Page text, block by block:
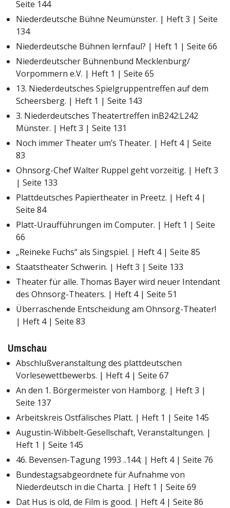
Seite 144
Niederdeutsche Bühne Neumünster. | Heft 3 | Seite
134
Niederdeutsche Bühnen lernfaul? | Heft 1 | Seite 66
Niederdeutscher Bühnenbund Mecklenburg/
Vorpommern e.V. | Heft 1 | Seite 65
13. Niederdeutsches Spielgruppentreffen auf dem
Scheersberg. | Heft 1 | Seite 143
3. Niederdeutsches Theatertreffen inB242:L242
Münster. | Heft 3 | Seite 131
Noch immer Theater um’s Theater. | Heft 4 | Seite
83
Ohnsorg-Chef Walter Ruppel geht vorzeitig. | Heft 3
| Seite 133
Plattdeutsches Papiertheater in Preetz. | Heft 4 |
Seite 84
Platt-Uraufführungen im Computer. | Heft 1 | Seite
66
„Reineke Fuchs“ als Singspiel. | Heft 4 | Seite 85
Staatstheater Schwerin. | Heft 3 | Seite 133
Theater für alle. Thomas Bayer wird neuer Intendant
des Ohnsorg-Theaters. | Heft 4 | Seite 51
Überraschende Entscheidung am Ohnsorg-Theater!
| Heft 4 | Seite 83
Umschau
Abschlußveranstaltung des plattdeutschen
Vorlesewettbewerbs. | Heft 4 | Seite 67
An den 1. Börgermeister von Hamborg. | Heft 3 |
Seite 137
Arbeitskreis Ostfälisches Platt. | Heft 1 | Seite 145
Augustin-Wibbelt-Gesellschaft, Veranstaltungen. |
Heft 1 | Seite 145
46. Bevensen-Tagung 1993 ..144; | Heft 4 | Seite 76
Bundestagsabgeordnete für Aufnahme von
Niederdeutsch in die Charta. | Heft 1 | Seite 69
Dat Hus is old, de Film is good. | Heft 4 | Seite 86